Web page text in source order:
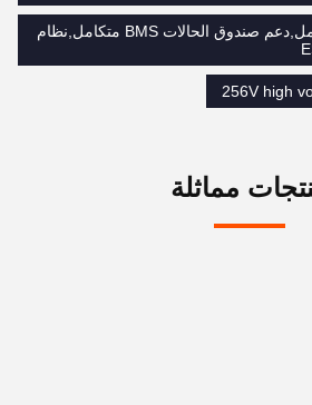
100A نظام BMS متكامل,دعم صندوق الحالات BMS متكامل,نظام
256V high
مماثلة